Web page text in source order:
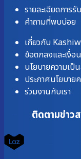
รายละเอียดการ
คำถามที่พบบ่อย
เกี่ยวกับ
ข้อตกลงและเงื่อ
นโยบายความเป็
ประกาศนโยบาย
ร่วมงานกับเรา
ติดตามข่าว